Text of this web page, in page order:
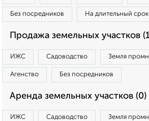
Без посредников На длительный срок
Продажа земельных участков
ИЖС Садоводство Земля
Агенство Без посредников
Аренда земельных участков (0)
ИЖС Садоводство Земля